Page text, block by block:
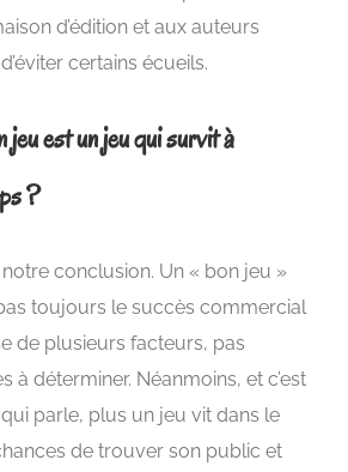
d’édition et aux auteurs
certains écueils.
jeu est un jeu qui survit à
?
notre conclusion. Un « bon jeu »
toujours le succès commercial
de plusieurs facteurs, pas
à déterminer. Néanmoins, et c’est
parle, plus un jeu vit dans le
de trouver son public et